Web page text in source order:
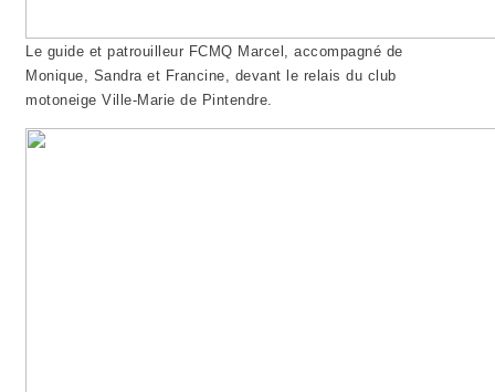
Le guide et patrouilleur FCMQ Marcel, accompagné de
Monique, Sandra et Francine, devant le relais du club
motoneige Ville-Marie de Pintendre.